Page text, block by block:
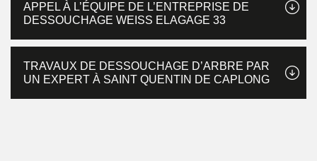
APPEL À L’ÉQUIPE DE L’ENTREPRISE DE
DESSOUCHAGE WEISS ELAGAGE 33
TRAVAUX DE DESSOUCHAGE D’ARBRE PAR
UN EXPERT À SAINT QUENTIN DE CAPLONG